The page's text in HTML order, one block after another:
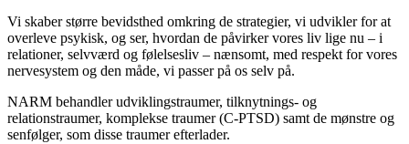
Vi skaber større bevidsthed omkring de strategier, vi udvikler for at
overleve psykisk, og ser, hvordan de påvirker vores liv lige nu – i
relationer, selvværd og følelsesliv – nænsomt, med respekt for vores
nervesystem og den måde, vi passer på os selv på.
NARM behandler udviklingstraumer, tilknytnings- og
relationstraumer, komplekse traumer (C-PTSD) samt de mønstre og
senfølger, som disse traumer efterlader.